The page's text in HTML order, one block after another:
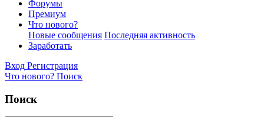
Форумы
Премиум
Что нового?
Новые сообщения Последняя активность
Заработать
Вход Регистрация
Что нового? Поиск
Поиск